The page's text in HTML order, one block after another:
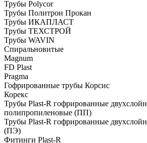
Трубы Polycor
Трубы Политрон Прокан
Трубы ИКАПЛАСТ
Трубы ТЕХСТРОЙ
Трубы WAVIN
Спиральновитые
Magnum
FD Plast
Pragma
Гофрированные трубы Корсис
Корекс
Трубы Plast-R гофрированные
полипропиленовые (ПП)
Трубы Plast-R гофрированные
(ПЭ)
Фитинги Plast-R